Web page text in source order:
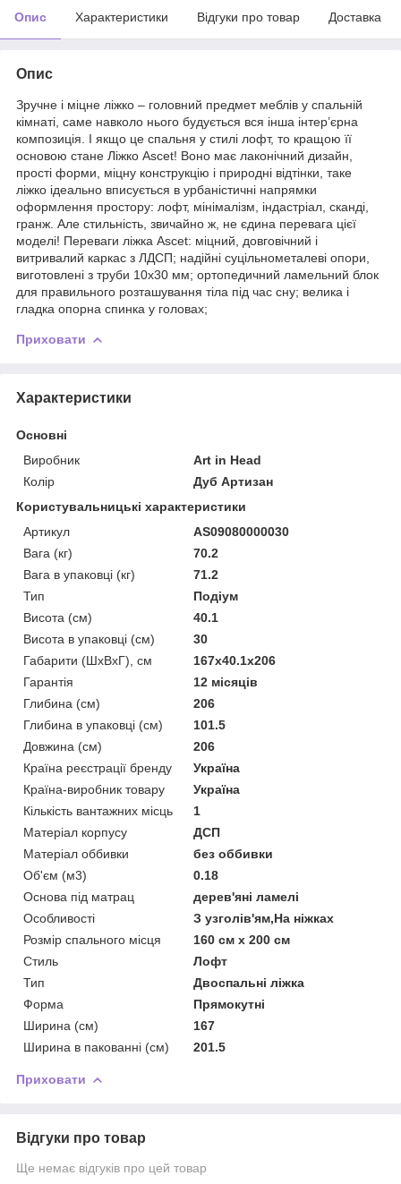
Опис Характеристики Відгуки про товар Доставка
Опис
Зручне і міцне ліжко – головний предмет меблів у спальній
кімнаті, саме навколо нього будується вся інша інтер’єрна
композиція. І якщо це спальня у стилі лофт, то кращою її
основою стане Ліжко Ascet! Воно має лаконічний дизайн,
прості форми, міцну конструкцію і природні відтінки, таке
ліжко ідеально вписується в урбаністичні напрямки
оформлення простору: лофт, мінімалізм, індастріал, сканді,
гранж. Але стильність, звичайно ж, не єдина перевага цієї
моделі! Переваги ліжка Ascet: міцний, довговічний і
витривалий каркас з ЛДСП; надійні суцільнометалеві опори,
виготовлені з труби 10х30 мм; ортопедичний ламельний блок
для правильного розташування тіла під час сну; велика і
гладка опорна спинка у головах;
Приховати
Характеристики
Основні
Виробник
Art in Head
Колір
Дуб Артизан
Користувальницькі характеристики
Артикул
AS09080000030
Вага (кг)
70.2
Вага в упаковці (кг)
71.2
Тип
Подіум
Висота (см)
40.1
Висота в упаковці (см)
30
Габарити (ШхВxГ), см
167x40.1x206
Гарантія
12 місяців
Глибина (см)
206
Глибина в упаковці (см)
101.5
Довжина (см)
206
Країна реєстрації бренду
Україна
Країна-виробник товару
Україна
Кількість вантажних місць
1
Матеріал корпусу
ДСП
Матеріал оббивки
без оббивки
Об'єм (м3)
0.18
Основа під матрац
дерев'яні ламелі
Особливості
З узголів'ям,На ніжках
Розмір спального місця
160 см x 200 см
Стиль
Лофт
Тип
Двоспальні ліжка
Форма
Прямокутні
Ширина (см)
167
Ширина в пакованні (см)
201.5
Приховати
Відгуки про товар
Ще немає відгуків про цей товар